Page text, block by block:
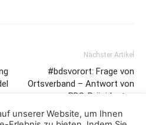
Nächster Artikel
#bdsvorort: Frage von
Ortsverband – Antwort von
BDS-Präsidenten
unserer Website, um Ihnen